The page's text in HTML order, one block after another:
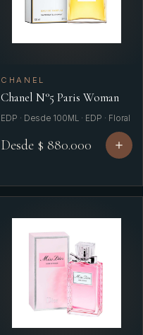
CHANEL
Chanel N°5 Paris Woman
EDP · Desde 100ML · EDP · Floral
Desde $ 880.000